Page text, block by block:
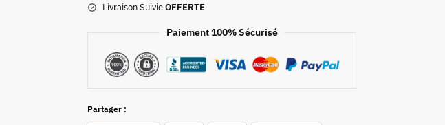
Livraison SuivieOFFERTE
Paiement 100% Sécurisé
Partager :